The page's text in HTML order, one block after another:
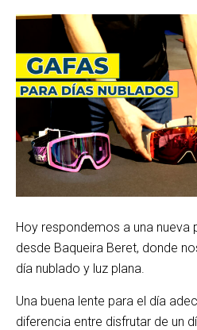
Hoy respondemos a una nueva
desde Baqueira Beret, donde
día nublado y luz plana.
Una buena lente para el día
diferencia entre disfrutar de un